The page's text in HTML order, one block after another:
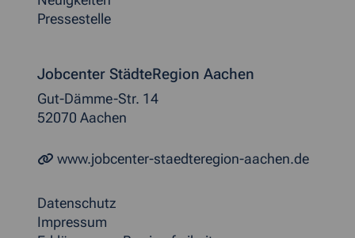
Pressestelle
Jobcenter StädteRegion Aachen
Gut-Dämme-Str. 14
52070 Aachen
www.jobcenter-staedteregion-aachen.de
Datenschutz
Impressum